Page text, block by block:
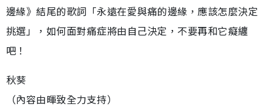
邊緣》結尾的歌詞「永遠在愛與痛的邊緣，應該怎麼決定
挑選」，如何面對痛症將由自己決定，不要再和它癡纏
吧！
秋葵
（內容由暉致全力支持）